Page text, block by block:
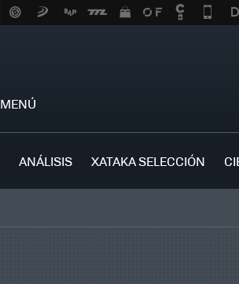
MENÚ
ANÁLISIS XATAKA SELECCIÓN